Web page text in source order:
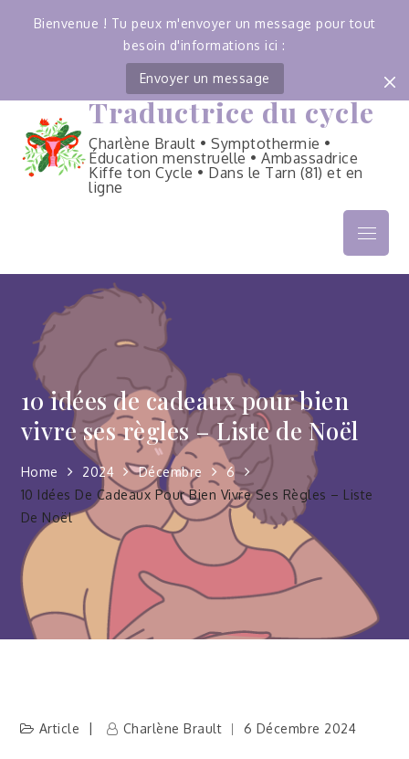
Bienvenue ! Tu peux m'envoyer un message pour tout
besoin d'informations ici :
Envoyer un message
content
Traductrice du cycle
Charlène Brault • Symptothermie •
Éducation menstruelle • Ambassadrice
Kiffe ton Cycle • Dans le Tarn (81) et en
ligne
Menu
10 idées de cadeaux pour bien
vivre ses règles – Liste de Noël
Home 2024 Décembre
6
10 Idées De Cadeaux Pour Bien Vivre Ses Règles – Liste
De Noël
Article Charlène Brault 6 Décembre 2024